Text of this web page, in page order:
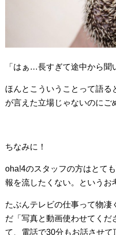
「はぁ…長すぎて途中から聞
ほんとこういうことって語
が言えた立場じゃないのにご
ちなみに！
oha!4のスタッフの方はとて
報を流したくない。というお
たぶんテレビの仕事って物凄
だ「写真と動画使わせてくだ
て、電話で30分もお話させて